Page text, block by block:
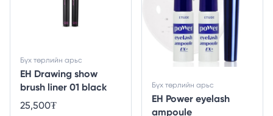
EH Drawing show
brush liner 01 black
Бүх төрлийн арьс
25,500₮
EH Power eyelash
ampoule
Бүх төрлийн арьс